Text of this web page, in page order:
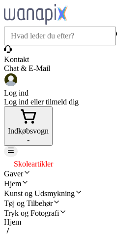
Kontakt
Chat & E-Mail
Log ind
Log ind eller tilmeld dig
Indkøbsvogn
-
Skoleartikler
Gaver
Hjem
Kunst og Udsmykning
Tøj og Tilbehør
Tryk og Fotografi
Hjem